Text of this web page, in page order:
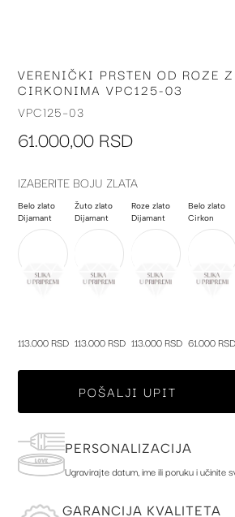
Skip
to
the
of
gallery
VERENIČKI PRSTEN OD ROZE
CIRKONIMA VPC125-03
VPC125-03
61.000,00 RSD
IZABERITE BOJU ZLATA
Belo zlato
Dijamant
113.000 RSD
Žuto zlato
Dijamant
113.000 RSD
Roze zlato
Dijamant
113.000 RSD
Belo zlato
Cirkon
61.000 RSD
POŠALJI UPIT
PERSONALIZACIJA
Ugravirajte datum, ime ili poruku i učinite
GARANCIJA KVALITETA